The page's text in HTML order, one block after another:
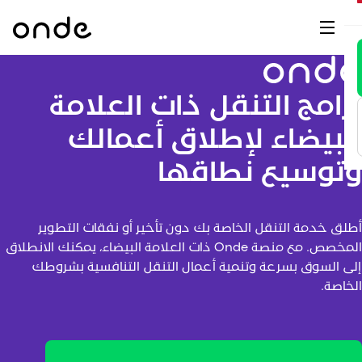
التنقل ذات العلامة
لإطلاق أعمالك
نطاقها
خدمة التنقل الخاصة بك دون تأخير أو نفقات التطوير
المخصص. مع منصة Onde ذات العلامة البيضاء، يمكنك الانطلاق
السوق بسرعة وتنمية أعمال التنقل التنافسية بشروطك